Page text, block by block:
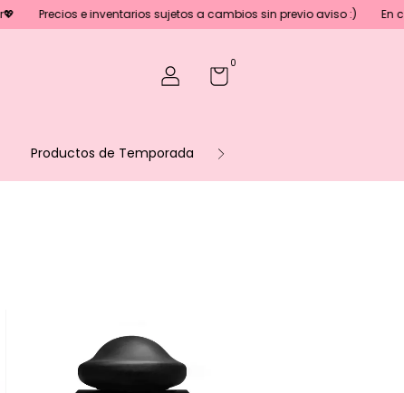
Precios e inventarios sujetos a cambios sin previo aviso :) En
0
Productos de Temporada